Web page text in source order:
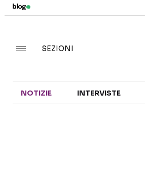
SEZIONI
NOTIZIE INTERVISTE